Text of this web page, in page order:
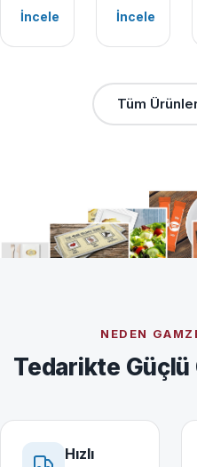
İncele
İncele
Tüm
NEDEN
Tedarikte Güçlü
Hızlı